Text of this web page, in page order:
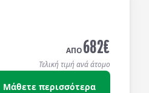
ΑΠΟ682€
Τελική τιμή ανά άτομο
Μάθετε περισσότερα